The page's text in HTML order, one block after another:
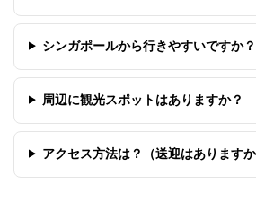
シンガポールから行きやすいですか？
周辺に観光スポットはありますか？
アクセス方法は？（送迎はありますか